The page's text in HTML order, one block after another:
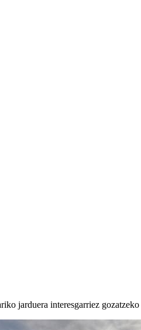
jarduera interesgarriez gozatzeko